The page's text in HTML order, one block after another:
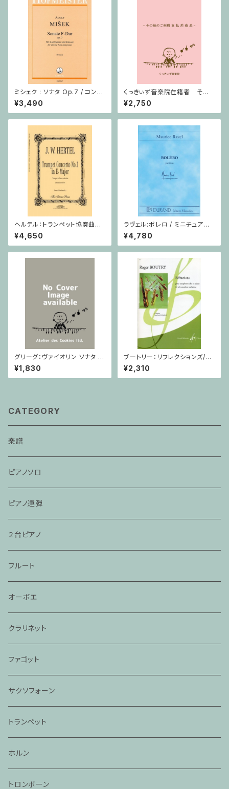
ミシェク : ソナタ Op.7 / コント
ラバスとピアノ
¥3,490
くっきぃず音楽院在籍者 その
他のご利用支払用商品 おば
けのぼうけん２巻
¥2,750
ヘルテル：トランペット協奏曲第1
番 変ホ長調/トランペット・ピア
ノ
¥4,650
ラヴェル:ボレロ / ミニチュアス
コア
¥4,780
グリーグ：ヴァイオリン ソナタ ヘ
長調 Op.8 / ヴァイオリン・ピア
ノ
¥1,830
ブートリー：リフレクションズ/サ
クソフォーン・ピアノ
¥2,310
CATEGORY
楽譜
ピアノソロ
ピアノ連弾
２台ピアノ
フルート
オーボエ
クラリネット
ファゴット
サクソフォーン
トランペット
ホルン
トロンボーン